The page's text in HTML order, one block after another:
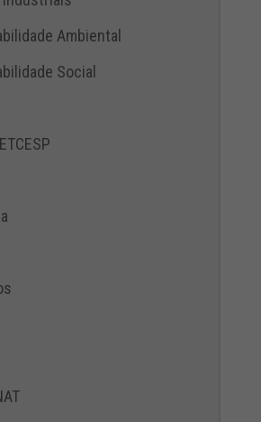
Ambiental
Social